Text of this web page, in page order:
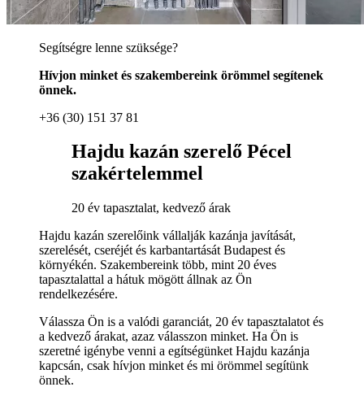
Segítségre lenne szüksége?
Hívjon minket és szakembereink örömmel segítenek
önnek.
+36 (30) 151 37 81
Hajdu kazán szerelő Pécel
szakértelemmel
20 év tapasztalat, kedvező árak
Hajdu kazán szerelőink vállalják kazánja javítását,
szerelését, cseréjét és karbantartását Budapest és
környékén. Szakembereink több, mint 20 éves
tapasztalattal a hátuk mögött állnak az Ön
rendelkezésére.
Válassza Ön is a valódi garanciát, 20 év tapasztalatot és
a kedvező árakat, azaz válasszon minket. Ha Ön is
szeretné igénybe venni a egítségünket Hajdu kazánja
kapcsán, csak hívjon minket és mi örömmel segítünk
önnek.